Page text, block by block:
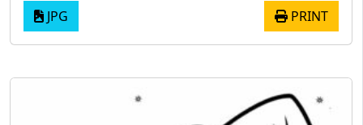
JPG PRINT